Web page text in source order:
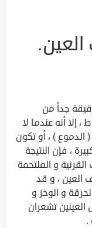
جداً من
إلا أنه عندما لا
الدموع ) ، أو تكون
، فإن النتيجة
و الملتحمة
العين ، و قد
و الوخز و
تشعران
.